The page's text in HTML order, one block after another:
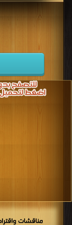
مناقشات